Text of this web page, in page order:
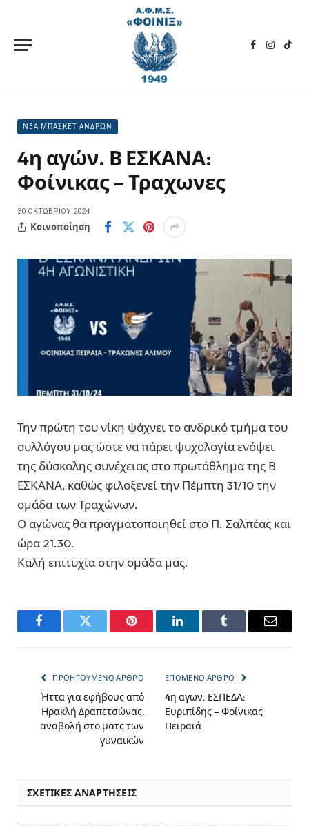
Facebook
ΝΕΑ ΜΠΑΣΚΕΤ ΑΝΔΡΩΝ
4η αγών. Β ΕΣΚΑΝΑ:
Φοίνικας – Τραχωνες
30 ΟΚΤΩΒΡΊΟΥ 2024
Κοινοποίηση
Την πρώτη του νίκη ψάχνει το ανδρικό τμήμα του
συλλόγου μας ώστε να πάρει ψυχολογία ενόψει
της δύσκολης συνέχειας στο πρωτάθλημα της Β
ΕΣΚΑΝΑ, καθώς φιλοξενεί την Πέμπτη 31/10 την
ομάδα των Τραχώνων.
Ο αγώνας θα πραγματοποιηθεί στο Π. Σαλπέας και
ώρα 21.30.
Καλή επιτυχία στην ομάδα μας.
FacebookTwitter Pinterest LinkedInTumblr Email
ΠΡΟΗΓΟΎΜΕΝΟ ΆΡΘΡΟ
Ήττα για εφήβους από
Ηρακλή Δραπετσώνας,
αναβολή στο ματς των
γυναικών
ΕΠΌΜΕΝΟ ΆΡΘΡΟ
4η αγων. ΕΣΠΕΔΑ:
Ευριπίδης – Φοίνικας
Πειραιά
ΣΧΕΤΙΚΈΣ ΑΝΑΡΤΉΣΕΙΣ